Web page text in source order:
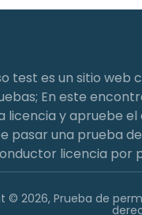
test es un sitio web
En este
licencia y apruebe el
pasar una prueba
licencia por
© 2026, Prueba de